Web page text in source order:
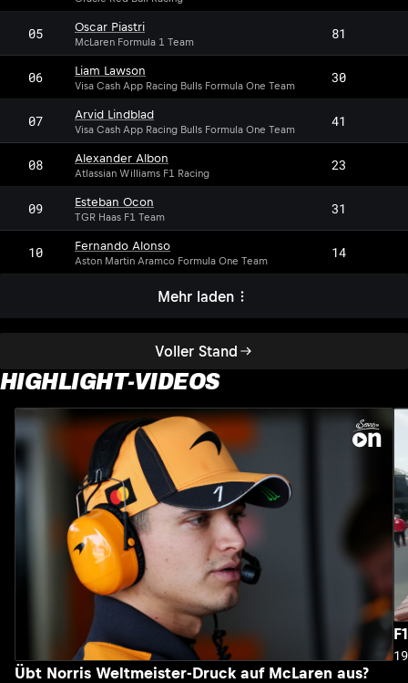
Voller Stand
05 Oscar Piastri
McLaren Formula 1 Team 81
06 Liam Lawson
Visa Cash App Racing Bulls Formula One Team 30
07 Arvid Lindblad
Visa Cash App Racing Bulls Formula One Team 41
08 Alexander Albon
Atlassian Williams F1 Racing 23
09 Esteban Ocon
TGR Haas F1 Team 31
10 Fernando Alonso
Aston Martin Aramco Formula One Team 14
Mehr laden
HIGHLIGHT-VIDEOS
Übt Norris Weltmeister-Druck auf McLaren aus?